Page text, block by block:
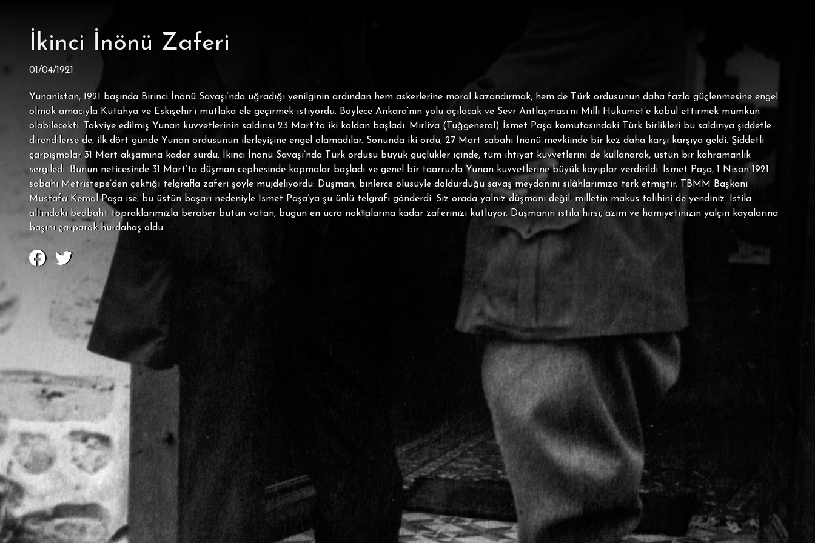
İkinci İnönü Zaferi
01/04/1921
Yunanistan, 1921 başında Birinci İnönü Savaşı’nda uğradığı yenilginin ardından hem askerlerine moral kazandırmak, hem de Türk ordusunun daha fazla güçlenmesine engel
olmak amacıyla Kütahya ve Eskişehir’i mutlaka ele geçirmek istiyordu. Böylece Ankara’nın yolu açılacak ve Sevr Antlaşması’nı Milli Hükümet’e kabul ettirmek mümkün
olabilecekti. Takviye edilmiş Yunan kuvvetlerinin saldırısı 23 Mart’ta iki koldan başladı. Mirliva (Tuğgeneral) İsmet Paşa komutasındaki Türk birlikleri bu saldırıya şiddetle
direndilerse de, ilk dört günde Yunan ordusunun ilerleyişine engel olamadılar. Sonunda iki ordu, 27 Mart sabahı İnönü mevkiinde bir kez daha karşı karşıya geldi. Şiddetli
çarpışmalar 31 Mart akşamına kadar sürdü. İkinci İnönü Savaşı’nda Türk ordusu büyük güçlükler içinde, tüm ihtiyat kuvvetlerini de kullanarak, üstün bir kahramanlık
sergiledi. Bunun neticesinde 31 Mart’ta düşman cephesinde kopmalar başladı ve genel bir taarruzla Yunan kuvvetlerine büyük kayıplar verdirildi. İsmet Paşa, 1 Nisan 1921
sabahı Metristepe’den çektiği telgrafla zaferi şöyle müjdeliyordu: Düşman, binlerce ölüsüyle doldurduğu savaş meydanını silâhlarımıza terk etmiştir. TBMM Başkanı
Mustafa Kemal Paşa ise, bu üstün başarı nedeniyle İsmet Paşa’ya şu ünlü telgrafı gönderdi: Siz orada yalnız düşmanı değil, milletin makus talihini de yendiniz. İstila
altındaki bedbaht topraklarımızla beraber bütün vatan, bugün en ücra noktalarına kadar zaferinizi kutluyor. Düşmanın istila hırsı, azim ve hamiyetinizin yalçın kayalarına
başını çarparak hurdahaş oldu.